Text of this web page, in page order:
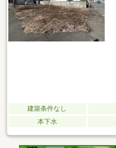
建築条件なし
本下水